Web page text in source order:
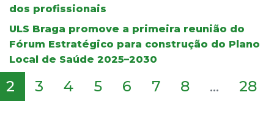
dos profissionais
ULS Braga promove a primeira reunião do
Fórum Estratégico para construção do Plano
Local de Saúde 2025–2030
2 3 4 5 6 7 8 ... 28